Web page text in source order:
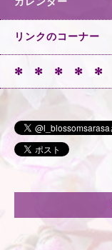
リンクのコーナー
✻ ✻ ✻ ✻ ✻